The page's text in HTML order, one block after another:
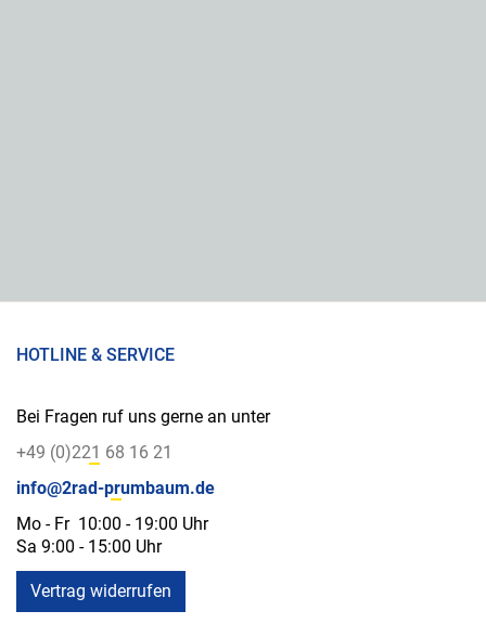
HOTLINE & SERVICE
Bei Fragen ruf uns gerne an unter
+49 (0)221 68 16 21
info@2rad-prumbaum.de
Mo - Fr 10:00 - 19:00 Uhr
Sa 9:00 - 15:00 Uhr
Vertrag widerrufen